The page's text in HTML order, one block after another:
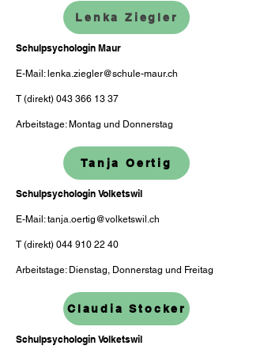
Lenka Ziegler
Schulpsychologin Maur
E-Mail: lenka.ziegler@schule-maur.ch
T (direkt) 043 366 13 37
Arbeitstage: Montag und Donnerstag
Tanja Oertig
Schulpsychologin Volketswil
E-Mail:tanja.oertig@volketswil.ch
T (direkt) 044 910 22 40
Arbeitstage: Dienstag, Donnerstag und Freitag
Claudia Stocker
Schulpsychologin Volketswil